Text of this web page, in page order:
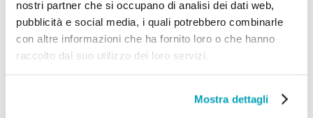
nostri partner che si occupano di analisi dei dati web,
pubblicità e social media, i quali potrebbero combinarle
con altre informazioni che ha fornito loro o che hanno
raccolto dal suo utilizzo dei loro servizi.
Mostra dettagli
11 Ottobre 2022